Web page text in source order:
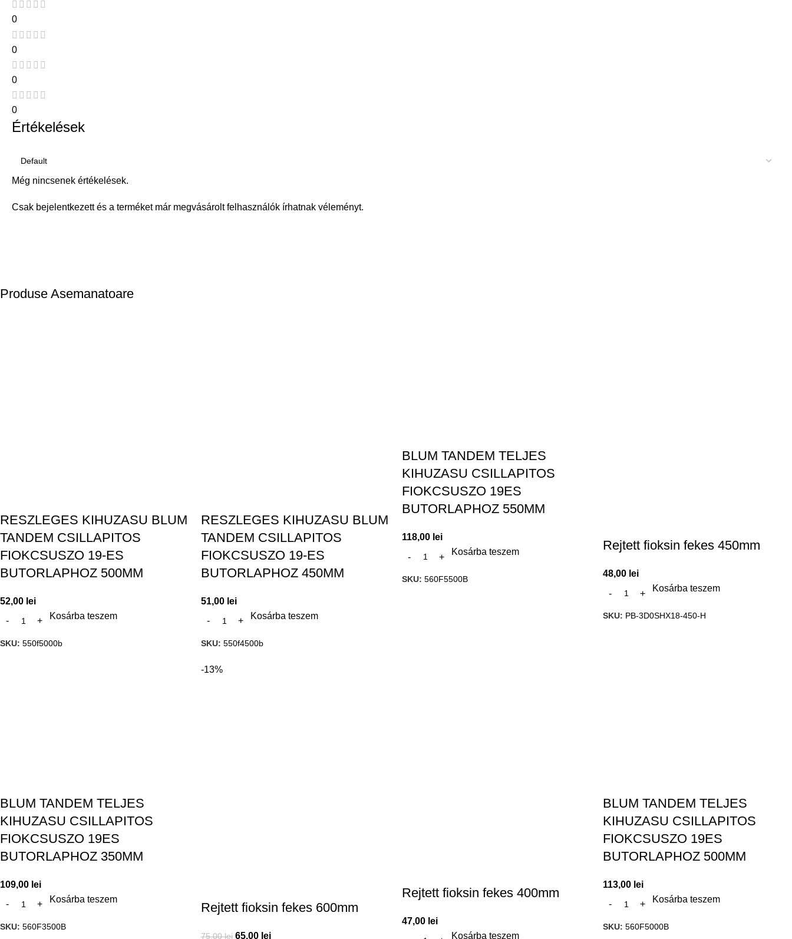
0
0
0
0
Értékelések
Még nincsenek értékelések.
Csak bejelentkezett és a terméket már megvásárolt felhasználók írhatnak véleményt.
Produse Asemanatoare
RESZLEGES KIHUZASU BLUM
TANDEM CSILLAPITOS
FIOKCSUSZO 19-ES
BUTORLAPHOZ 500MM
52,00 lei
Kosárba teszem
SKU: 550f5000b
RESZLEGES KIHUZASU BLUM
TANDEM CSILLAPITOS
FIOKCSUSZO 19-ES
BUTORLAPHOZ 450MM
51,00 lei
Kosárba teszem
SKU: 550f4500b
BLUM TANDEM TELJES
KIHUZASU CSILLAPITOS
FIOKCSUSZO 19ES
BUTORLAPHOZ 550MM
118,00 lei
Kosárba teszem
SKU: 560F5500B
Rejtett fioksin fekes 450mm
48,00 lei
Kosárba teszem
SKU: PB-3D0SHX18-450-H
BLUM TANDEM TELJES
KIHUZASU CSILLAPITOS
FIOKCSUSZO 19ES
BUTORLAPHOZ 350MM
109,00 lei
Kosárba teszem
SKU: 560F3500B
-13%
Rejtett fioksin fekes 600mm
75,00lei 65,00 lei
Rejtett fioksin fekes 400mm
47,00 lei
Kosárba teszem
BLUM TANDEM TELJES
KIHUZASU CSILLAPITOS
FIOKCSUSZO 19ES
BUTORLAPHOZ 500MM
113,00 lei
Kosárba teszem
SKU: 560F5000B